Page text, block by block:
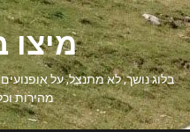
Skip
to
content
מיצו
בלוג נושך, לא מתנצל, על
מהירות